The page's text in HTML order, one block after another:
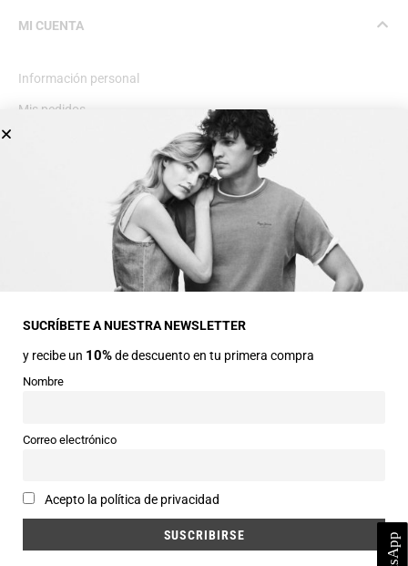
MI CUENTA
Información personal
Mis pedidos
INFORMACIÓN GENERAL
22330 Ainsa (Huesca)
Teléfonos
974 50 00 43
Horarios
Email
SUCRÍBETE A NUESTRA NEWSLETTER
y recibe un 10%de descuento en tu primera compra
Nombre
Correo electrónico
Acepto la política de privacidad